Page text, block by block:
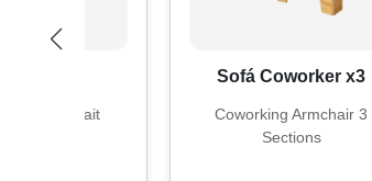
Sofá Coworker x3
Coworking Armchair 3
Sections